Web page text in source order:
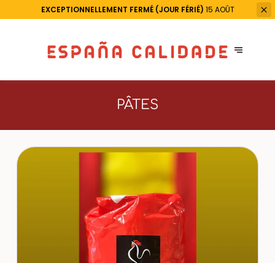
EXCEPTIONNELLEMENT FERMÉ (JOUR FÉRIÉ) 15 AOÛT
PÂTES